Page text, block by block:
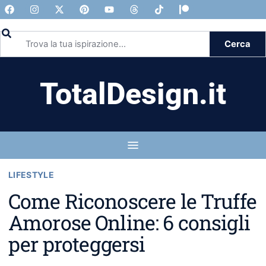
Cerca
TotalDesign.it
LIFESTYLE
Come Riconoscere le Truffe
Amorose Online: 6 consigli
per proteggersi